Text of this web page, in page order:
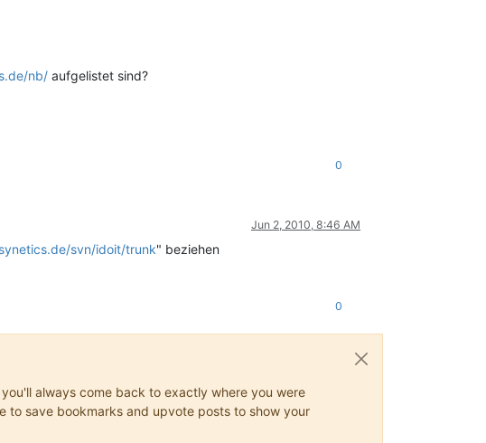
nb/ aufgelistet sind?
0
Jun 2, 2010, 8:46 AM
svn/idoit/trunk" beziehen
0
always come back to exactly where you were
to save bookmarks and upvote posts to show your